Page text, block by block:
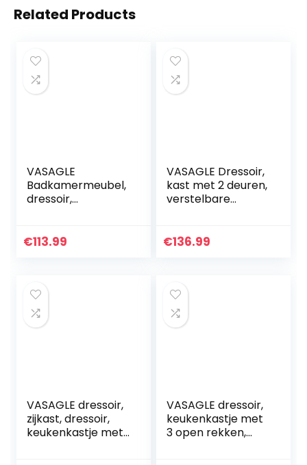
Related Products
VASAGLE
Badkamermeubel,
dressoir,
stalen frame, voor
€113.99
VASAGLE Dressoir,
kast met 2 deuren,
verstelbare
woonkamer,
€136.99
VASAGLE dressoir,
zijkast, dressoir,
keukenkastje met
VASAGLE dressoir,
keukenkastje met
3 open rekken,